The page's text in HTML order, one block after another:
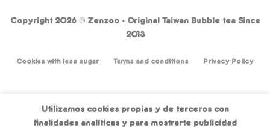
Copyright 2026 © Zenzoo - Original Taiwan Bubble tea Since
2013
Cookies with less sugar Terms and conditions Privacy Policy
Utilizamos cookies propias y de terceros con
finalidades analíticas y para mostrarte publicidad